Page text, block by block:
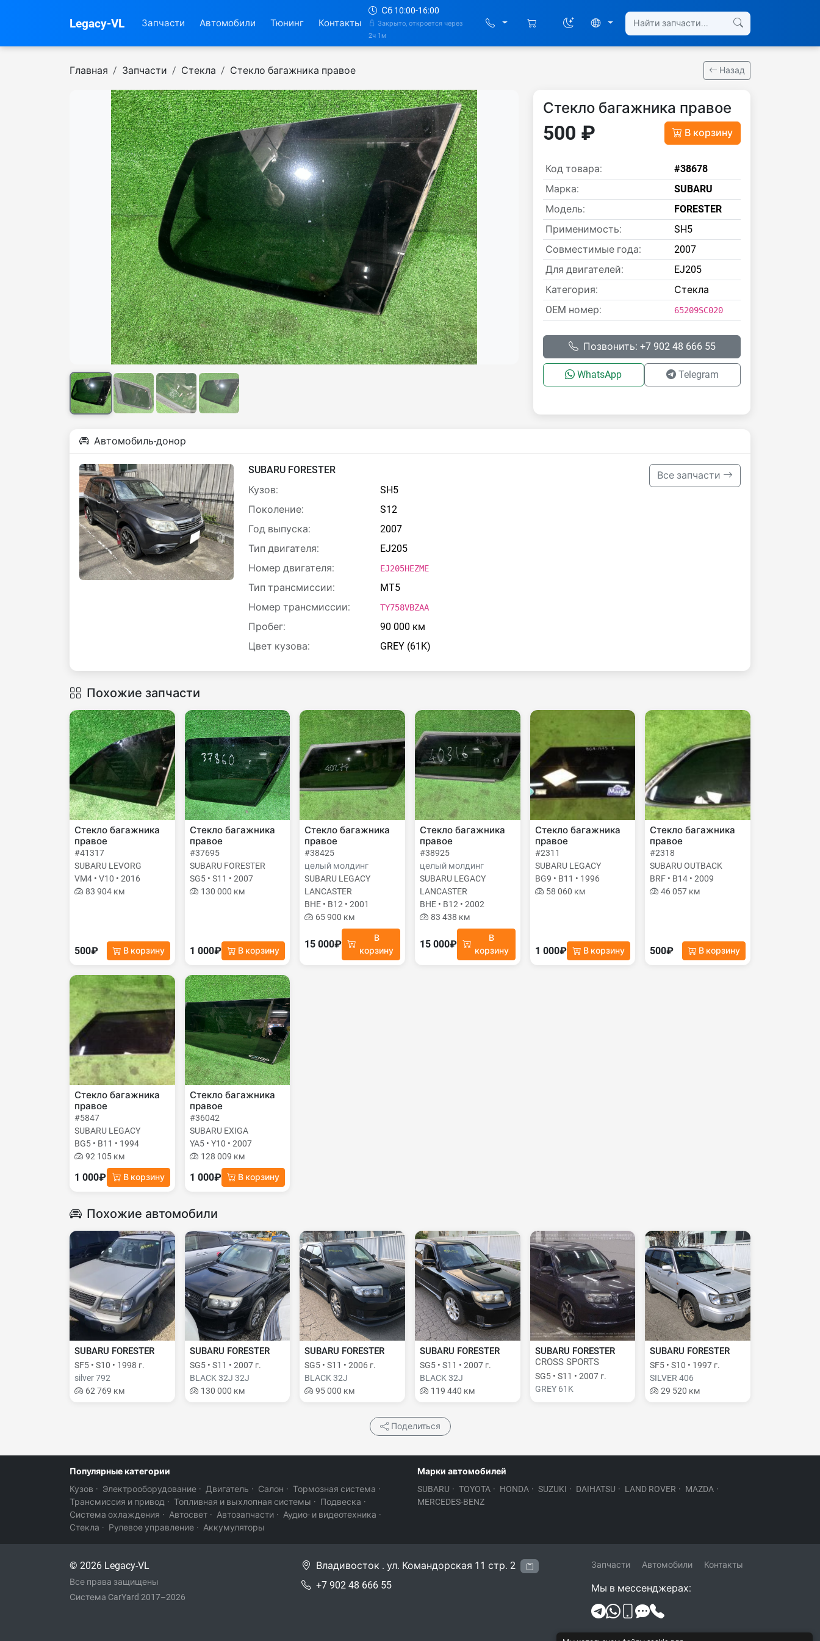
Legacy-VL Запчасти Автомобили Тюнинг Контакты
Сб 10:00-16:00
Закрыто, откроется через
2ч 1м
Главная Запчасти Стекла Стекло багажника правое Назад
Стекло багажника правое
500 ₽ В корзину
Код товара:
#38678
Марка:
SUBARU
Модель:
FORESTER
Применимость:
SH5
Совместимые года:
2007
Для двигателей:
EJ205
Категория:
Стекла
OEM номер:
65209SC020
Позвонить: +7 902 48 666 55
WhatsApp Telegram
Автомобиль-донор
SUBARU FORESTER
Кузов:
SH5
Поколение:
S12
Год выпуска:
2007
Тип двигателя:
EJ205
Номер двигателя:
EJ205HEZME
Тип трансмиссии:
MT5
Номер трансмиссии:
TY758VBZAA
Пробег:
90 000 км
Цвет кузова:
GREY (61K)
Все запчасти
Похожие запчасти
Стекло багажника
правое
#41317
SUBARU LEVORG
VM4 • V10 • 2016
83 904 км
500₽ В корзину
Стекло багажника
правое
#37695
SUBARU FORESTER
SG5 • S11 • 2007
130 000 км
1 000₽ В корзину
Стекло багажника
правое
#38425
целый молдинг
SUBARU LEGACY
LANCASTER
BHE • B12 • 2001
65 900 км
15 000₽
В
корзину
Стекло багажника
правое
#38925
целый молдинг
SUBARU LEGACY
LANCASTER
BHE • B12 • 2002
83 438 км
15 000₽
В
корзину
Стекло багажника
правое
#2311
SUBARU LEGACY
BG9 • B11 • 1996
58 060 км
1 000₽ В корзину
Стекло багажника
правое
#2318
SUBARU OUTBACK
BRF • B14 • 2009
46 057 км
500₽ В корзину
Стекло багажника
правое
#5847
SUBARU LEGACY
BG5 • B11 • 1994
92 105 км
1 000₽ В корзину
Стекло багажника
правое
#36042
SUBARU EXIGA
YA5 • Y10 • 2007
128 009 км
1 000₽ В корзину
Похожие автомобили
SUBARU FORESTER
SF5 • S10 • 1998 г.
silver 792
62 769 км
SUBARU FORESTER
SG5 • S11 • 2007 г.
BLACK 32J 32J
130 000 км
SUBARU FORESTER
SG5 • S11 • 2006 г.
BLACK 32J
95 000 км
SUBARU FORESTER
SG5 • S11 • 2007 г.
BLACK 32J
119 440 км
SUBARU FORESTER
CROSS SPORTS
SG5 • S11 • 2007 г.
GREY 61K
SUBARU FORESTER
SF5 • S10 • 1997 г.
SILVER 406
29 520 км
Поделиться
Популярные категории
Кузов · Электрооборудование · Двигатель · Салон · Тормозная система ·
Трансмиссия и привод · Топливная и выхлопная системы · Подвеска ·
Система охлаждения · Автосвет · Автозапчасти · Аудио- и видеотехника ·
Стекла · Рулевое управление · Аккумуляторы
Марки автомобилей
SUBARU · TOYOTA · HONDA · SUZUKI · DAIHATSU · LAND ROVER · MAZDA ·
MERCEDES-BENZ
© 2026 Legacy-VL
Все права защищены
Система CarYard 2017–2026
Владивосток . ул. Командорская 11 стр. 2
+7 902 48 666 55
Запчасти Автомобили Контакты
Мы в мессенджерах:
Политика конфиденциальности и